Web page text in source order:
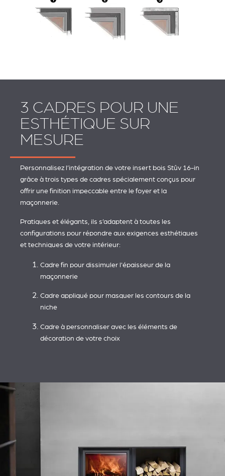
3 CADRES POUR UNE
ESTHÉTIQUE SUR
MESURE
Personnalisez l’intégration de votre insert bois Stûv 16-in
grâce à trois types de cadres spécialement conçus pour
offrir une finition impeccable entre le foyer et la
maçonnerie.
Pratiques et élégants, ils s’adaptent à toutes les
configurations pour répondre aux exigences esthétiques
et techniques de votre intérieur:
Cadre fin pour dissimuler l'épaisseur de la
maçonnerie
Cadre appliqué pour masquer les contours de la
niche
Cadre à personnaliser avec les éléments de
décoration de votre choix